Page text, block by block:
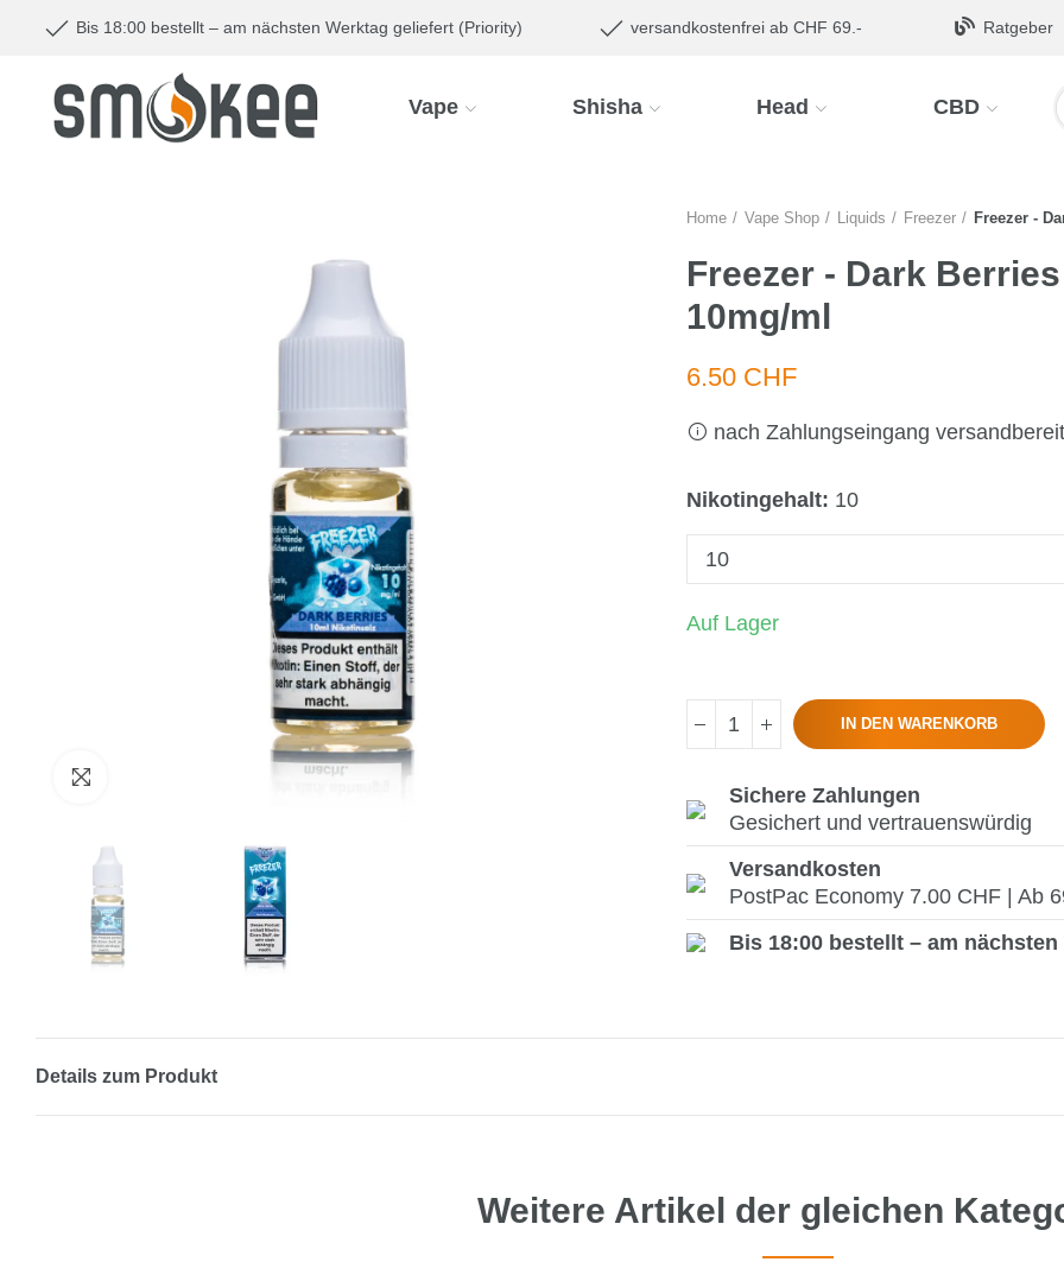
Bis 18:00 bestellt – am nächsten Werktag geliefert (Priority) versandkostenfrei ab CHF 69.- Ratgeber
Vape Shisha Head CBD
Zum Vergrössern anklicken
Home Vape Shop Liquids Freezer Freezer -
Freezer - Dark
10mg/ml
6.50 CHF
nach Zahlungseingang versandbereit
Nikotingehalt: 10
Auf Lager
IN DEN WARENKORB
Sichere Zahlungen
Gesichert und vertrauenswürdig
Versandkosten
PostPac Economy 7.00 CHF | Ab
Bis 18:00 bestellt – am
Details zum Produkt
Weitere Artikel der gleichen